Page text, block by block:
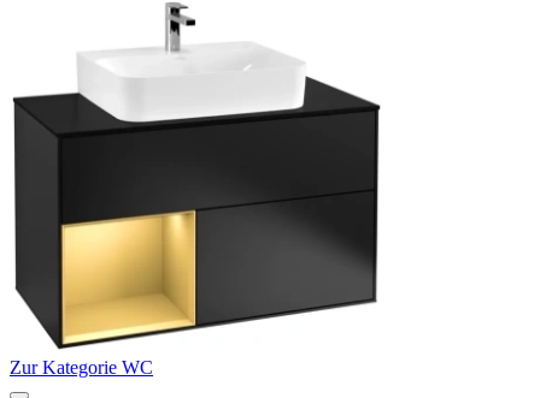
Zur Kategorie WC